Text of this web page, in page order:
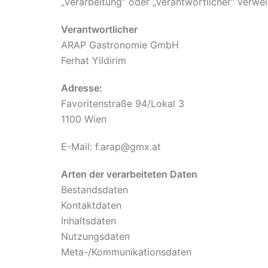
Verantwortlicher
ARAP Gastronomie GmbH
Ferhat Yildirim
Adresse:
Favoritenstraße 94/Lokal 3
1100 Wien
E-Mail: f.arap@gmx.at
Arten der verarbeiteten Daten
Bestandsdaten
Kontaktdaten
Inhaltsdaten
Nutzungsdaten
Meta-/Kommunikationsdaten